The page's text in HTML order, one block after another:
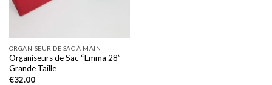
ORGANISEUR DE SAC À MAIN
Organiseurs de Sac “Emma 28”
Grande Taille
€32.00